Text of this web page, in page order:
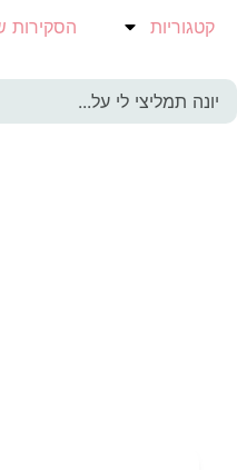
קטגוריות הסקירות